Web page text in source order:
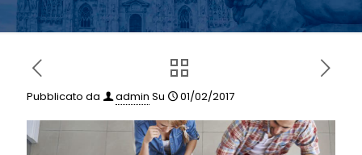
Pubblicato da admin Su 01/02/2017